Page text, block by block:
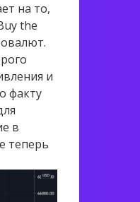
на то,
the
и
факту
в
теперь